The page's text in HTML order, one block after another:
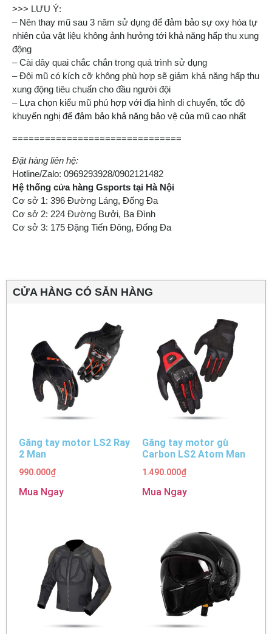
>>> LƯU Ý:
– Nên thay mũ sau 3 năm sử dụng để đảm bảo sự oxy hóa tự
nhiên của vật liệu không ảnh hưởng tới khả năng hấp thu xung
động
– Cài dây quai chắc chắn trong quá trình sử dụng
– Đội mũ có kích cỡ không phù hợp sẽ giảm khả năng hấp thu
xung động tiêu chuẩn cho đầu người đội
– Lựa chọn kiểu mũ phú hợp với địa hình di chuyển, tốc độ
khuyến nghị để đảm bảo khả năng bảo vệ của mũ cao nhất
===============================
Đặt hàng liên hệ:
Hotline/Zalo: 0969293928/0902121482
Hệ thống cửa hàng Gsports tại Hà Nội
Cơ sở 1: 396 Đường Láng, Đống Đa
Cơ sở 2: 224 Đường Bưởi, Ba Đình
Cơ sở 3: 175 Đặng Tiến Đông, Đống Đa
CỬA HÀNG CÓ SẴN HÀNG
Găng tay motor LS2 Ray
2 Man
990.000₫
Mua Ngay
Găng tay motor gù
Carbon LS2 Atom Man
1.490.000₫
Mua Ngay